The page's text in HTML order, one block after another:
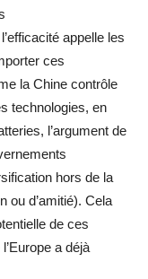
appelle les
ces
la Chine contrôle
technologies, en
l’argument de
hors de la
ou d’amitié). Cela
de ces
a déjà